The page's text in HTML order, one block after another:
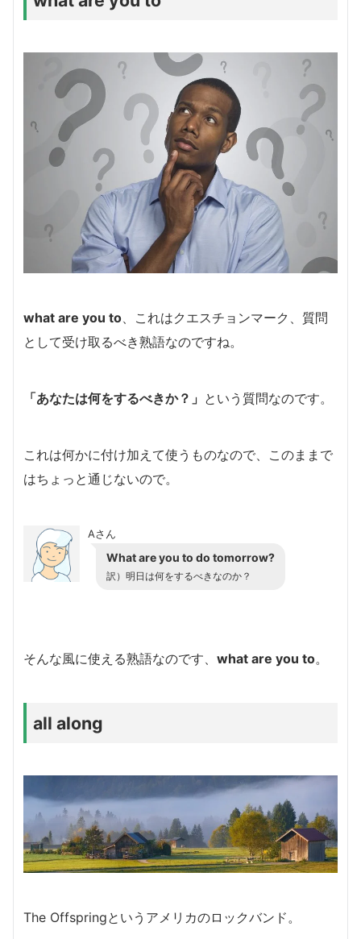
what are you to 、これはクエスチョンマーク、質問
として受け取るべき熟語なのですね。
「あなたは何をするべきか？」 という質問なのです。
これは何かに付け加えて使うものなので、このままで
はちょっと通じないので。
Aさん
What are you to do tomorrow?
訳）明日は何をするべきなのか？
そんな風に使える熟語なのです、 what are you to。
all along
The Offspringというアメリカのロックバンド。